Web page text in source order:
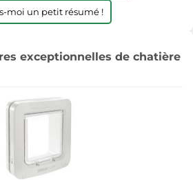
moi un petit résumé !
exceptionnelles de chatière